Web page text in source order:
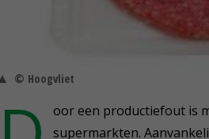
© Hoogvliet
oor een productiefout is
supermarkten.